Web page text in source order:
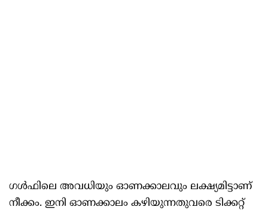
ഗള്‍ഫിലെ അവധിയും ഓണക്കാലവും ലക്ഷ്യമിട്ടാണ്
നീക്കം. ഇനി ഓണക്കാലം കഴിയുന്നതുവരെ ടിക്കറ്റ്